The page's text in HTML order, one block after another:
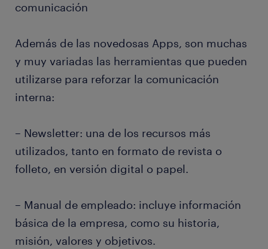
comunicación
Además de las novedosas Apps, son muchas
y muy variadas las herramientas que pueden
utilizarse para reforzar la comunicación
interna:
– Newsletter: una de los recursos más
utilizados, tanto en formato de revista o
folleto, en versión digital o papel.
– Manual de empleado: incluye información
básica de la empresa, como su historia,
misión, valores y objetivos.